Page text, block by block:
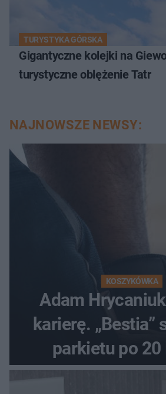
TURYSTYKA GÓRSKA
Gigantyczne kolejki na
turystyczne oblężenie Tatr
NAJNOWSZE NEWSY:
KOSZYKÓWKA
Adam
karierę. „Bestia”
parkietu po 20